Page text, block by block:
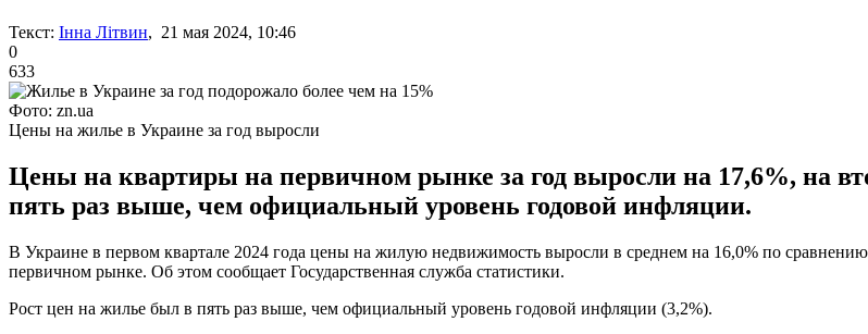
Текст: Інна Літвин, 21 мая 2024, 10:46
0
633
Фото: zn.ua
Цены на жилье в Украине за год выросли
Цены на квартиры на первичном рынке за год выросли на 17,6%, на
пять раз выше, чем официальный уровень годовой инфляции.
В Украине в первом квартале 2024 года цены на жилую недвижимость выросли в среднем на 16,0% по
первичном рынке. Об этом сообщает Государственная служба статистики.
Рост цен на жилье был в пять раз выше, чем официальный уровень годовой инфляции (3,2%).